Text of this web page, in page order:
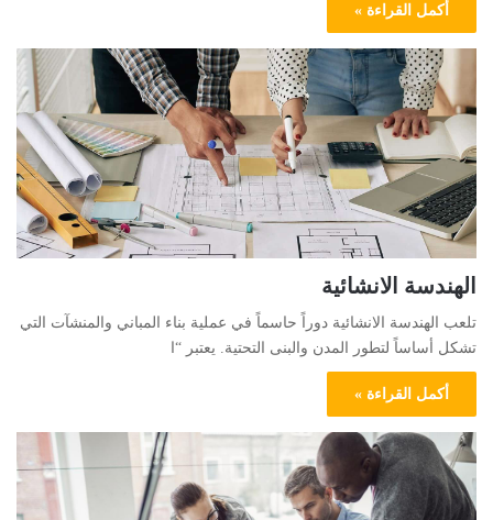
أكمل القراءة »
الهندسة الانشائية
تلعب الهندسة الانشائية دوراً حاسماً في عملية بناء المباني والمنشآت التي
تشكل أساساً لتطور المدن والبنى التحتية. يعتبر “ا
أكمل القراءة »